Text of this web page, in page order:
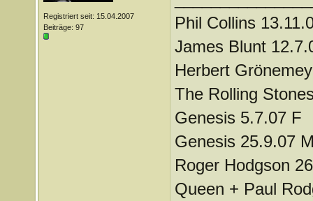
Registriert seit: 15.04.2007
Beiträge: 97
Phil Collins
James Blunt
Herbert
The Rolling
Genesis 5.7.07 F
Genesis 25.9.07
Roger Hodgson
Queen + Paul